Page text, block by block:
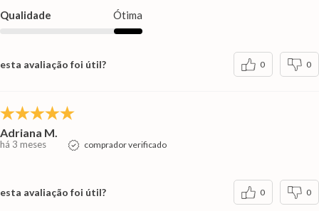
Qualidade Ótima
esta avaliação foi útil? 0 0
Adriana M.
há 3 meses comprador verificado
esta avaliação foi útil? 0 0